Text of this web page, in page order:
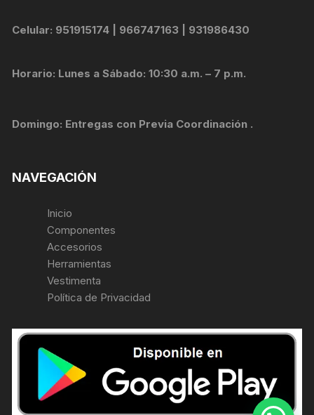
Celular: 951915174 | 966747163 | 931986430
Horario: Lunes a Sábado: 10:30 a.m. – 7 p.m.
Domingo: Entregas con Previa Coordinación .
NAVEGACIÓN
Inicio
Componentes
Accesorios
Herramientas
Vestimenta
Política de Privacidad